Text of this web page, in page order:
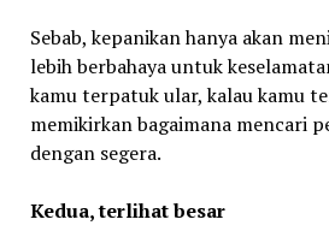
Sebab, kepanikan hanya akan
lebih berbahaya untuk
kamu terpatuk ular, kalau kamu
memikirkan bagaimana mencari
dengan segera.
Kedua, terlihat besar